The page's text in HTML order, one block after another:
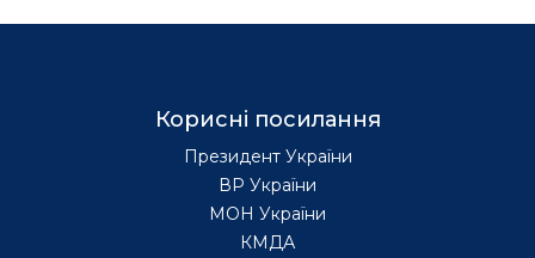
Корисні посилання
Президент України
ВР України
МОН України
КМДА